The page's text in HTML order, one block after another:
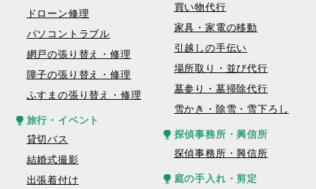
ドローン修理
パソコントラブル
網戸の張り替え・修理
障子の張り替え・修理
ふすまの張り替え・修理
旅行・イベント
貸切バス
結婚式撮影
出張着付け
買い物代行
家具・家電の移動
引越しの手伝い
場所取り・並び代行
墓参り・墓掃除代行
雪かき・除雪・雪下ろし
探偵事務所・興信所
探偵事務所・興信所
庭の手入れ・剪定